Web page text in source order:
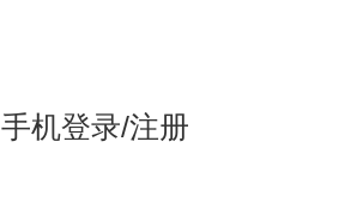
手机登录/注册